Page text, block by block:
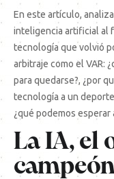
En este artículo,
inteligencia artificial al
tecnología que volvió
arbitraje como el VAR:
para quedarse?, ¿por
tecnología a un
¿qué podemos esperar
La IA, el